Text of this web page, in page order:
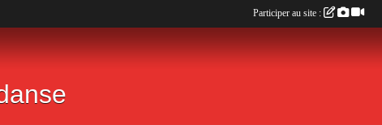
Participer au site :